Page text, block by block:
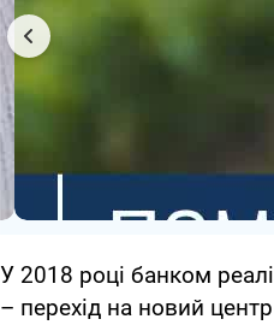
У 2018 році банком
– перехід на новий